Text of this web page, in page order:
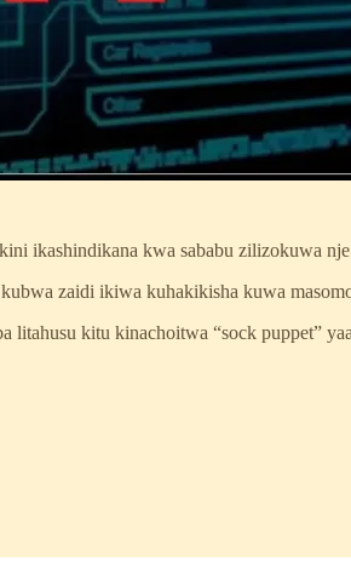
ikashindikana kwa sababu zilizokuwa
zaidi ikiwa kuhakikisha kuwa
kitu kinachoitwa “sock puppet”